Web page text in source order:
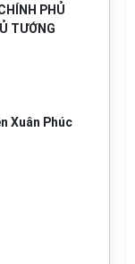
PHỦ
TƯỚNG
Xuân Phúc